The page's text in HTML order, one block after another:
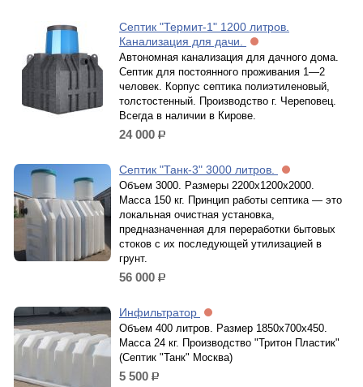
Септик "Термит-1" 1200 литров.
Канализация для дачи.
Автономная канализация для дачного дома.
Септик для постоянного проживания 1—2
человек. Корпус септика полиэтиленовый,
толстостенный. Производство г. Череповец.
Всегда в наличии в Кирове.
24 000 р.
Септик "Танк-3" 3000 литров.
Объем 3000. Размеры 2200х1200х2000.
Масса 150 кг. Принцип работы септика — это
локальная очистная установка,
предназначенная для переработки бытовых
стоков с их последующей утилизацией в
грунт.
56 000 р.
Инфильтратор
Объем 400 литров. Размер 1850x700x450.
Масса 24 кг. Производство "Тритон Пластик"
(Септик "Танк" Москва)
5 500 р.